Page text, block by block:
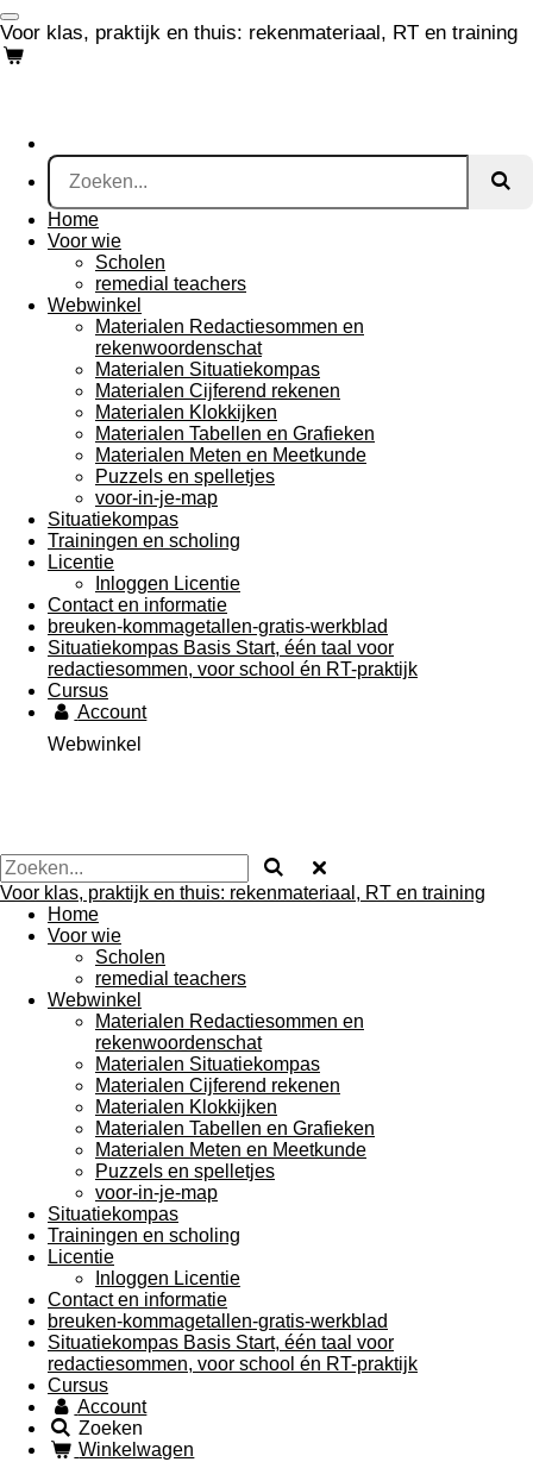
Ga
direct
naar
Voor klas, praktijk en thuis: rekenmateriaal, RT en training
Home
Voor wie
Scholen
remedial teachers
Webwinkel
Materialen Redactiesommen en
rekenwoordenschat
Materialen Situatiekompas
Materialen Cijferend rekenen
Materialen Klokkijken
Materialen Tabellen en Grafieken
Materialen Meten en Meetkunde
Puzzels en spelletjes
voor-in-je-map
Situatiekompas
Trainingen en scholing
Licentie
Inloggen Licentie
Contact en informatie
breuken-kommagetallen-gratis-werkblad
Situatiekompas Basis Start, één taal voor
redactiesommen, voor school én RT-praktijk
Cursus
Account
Webwinkel
Voor klas, praktijk en thuis: rekenmateriaal, RT en training
Home
Voor wie
Scholen
remedial teachers
Webwinkel
Materialen Redactiesommen en
rekenwoordenschat
Materialen Situatiekompas
Materialen Cijferend rekenen
Materialen Klokkijken
Materialen Tabellen en Grafieken
Materialen Meten en Meetkunde
Puzzels en spelletjes
voor-in-je-map
Situatiekompas
Trainingen en scholing
Licentie
Inloggen Licentie
Contact en informatie
breuken-kommagetallen-gratis-werkblad
Situatiekompas Basis Start, één taal voor
redactiesommen, voor school én RT-praktijk
Cursus
Account
Zoeken
Winkelwagen